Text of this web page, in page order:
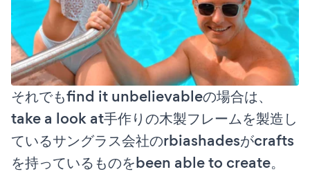
それでもfind it unbelievableの場合は、
take a look at手作りの木製フレームを製造し
ているサングラス会社のrbiashadesがcrafts
を持っているものをbeen able to create。